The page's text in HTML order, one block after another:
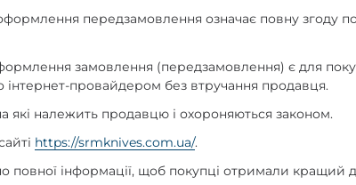
передзамовлення означає повну згоду
замовлення (передзамовлення) є для
провайдером без втручання продавця.
які належить продавцю і охороняються законом.
https://srmknives.com.ua/.
інформації, щоб покупці отримали кращий